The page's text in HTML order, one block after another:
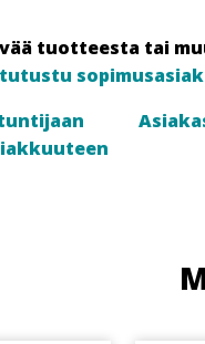
tuotteesta tai
tutustu